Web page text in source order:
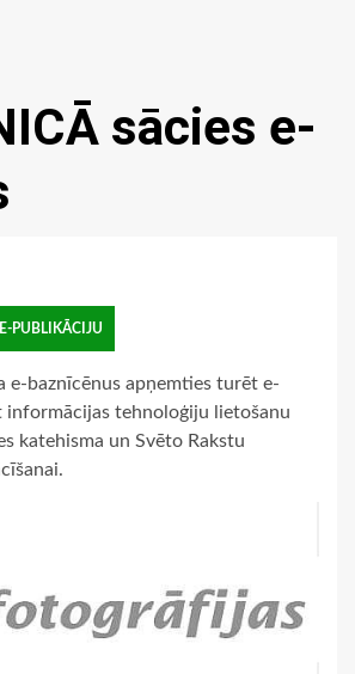
sācies e-
PUBLIKĀCIJU
e-baznīcēnus apņemties turēt e-
informācijas tehnoloģiju lietošanu
katehisma un Svēto Rakstu